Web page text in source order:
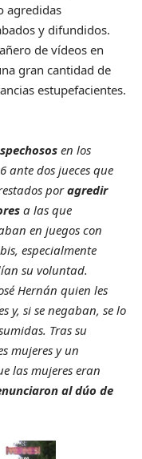
agredidas
y difundidos.
de vídeos en
gran cantidad de
estupefacientes.
en los
ante dos jueces que
poragredir
a las que
en juegos con
especialmente
su voluntad.
Hernán quien les
y, si se negaban, se lo
Tras su
mujeres y un
las mujeres eran
al dúo de